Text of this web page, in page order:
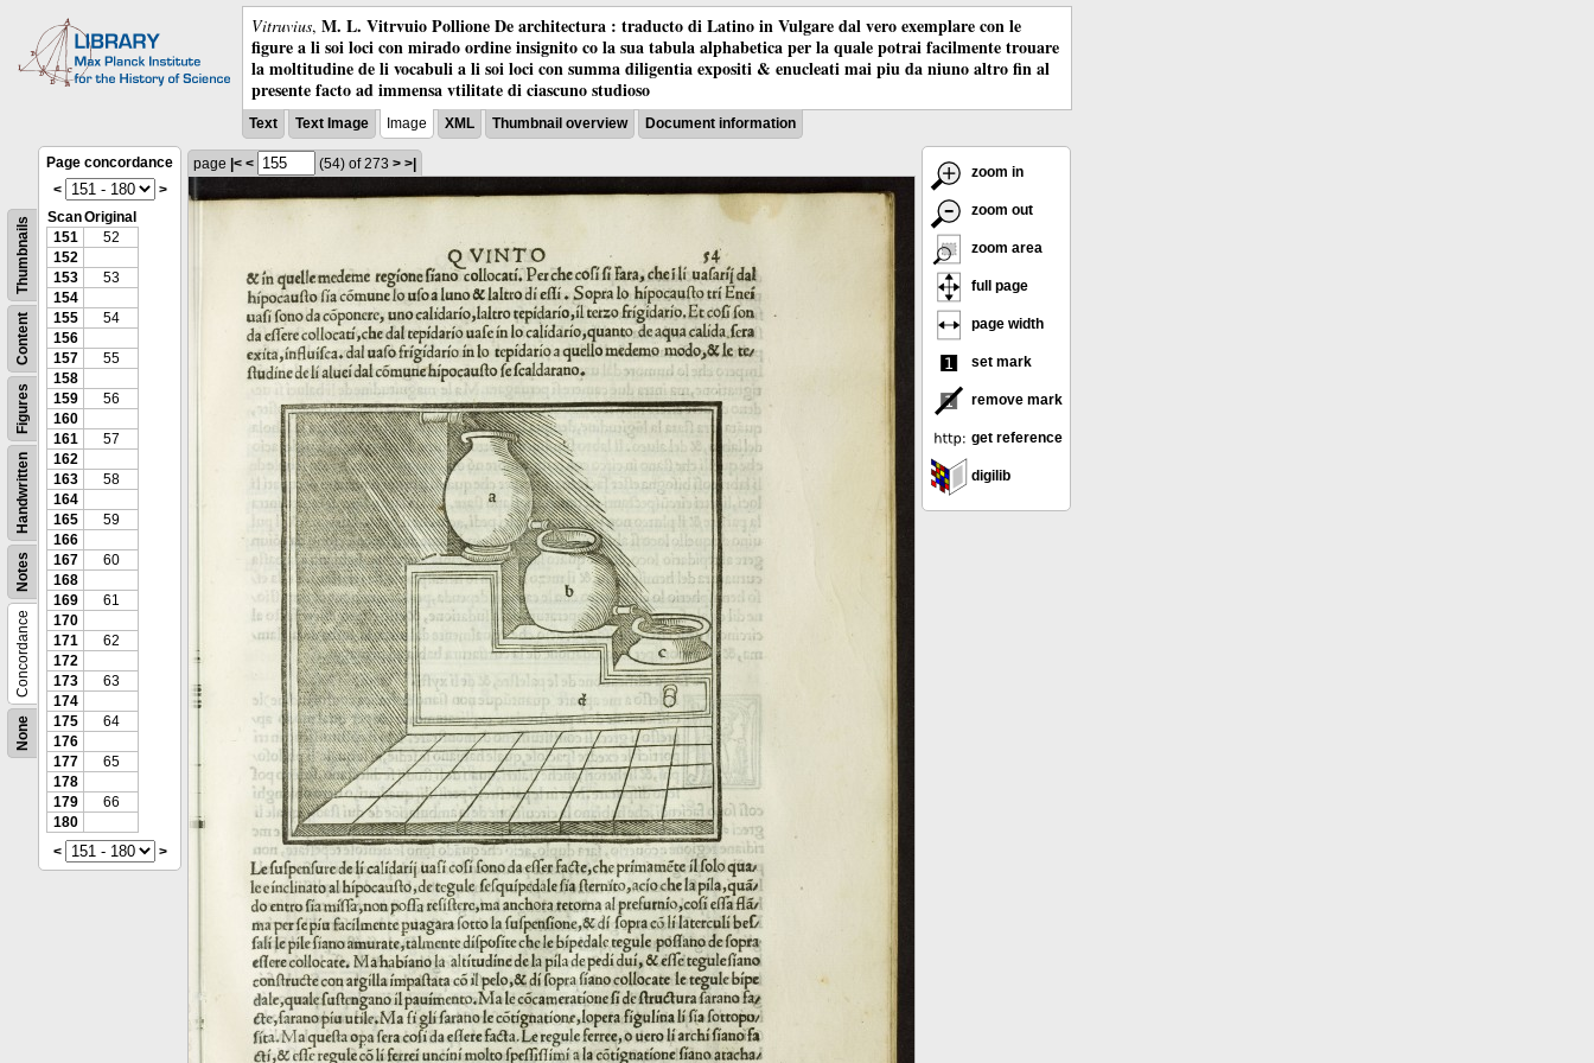
Vitruvius, M. L. Vitrvuio Pollione De architectura : traducto di Latino in Vulgare dal vero exemplare con le
figure a li soi loci con mirado ordine insignito co la sua tabula alphabetica per la quale potrai facilmente trouare
la moltitudine de li vocabuli a li soi loci con summa diligentia expositi & enucleati mai piu da niuno altro fin al
presente facto ad immensa vtilitate di ciascuno studioso
Text Text Image Image XML Thumbnail overview Document information
None
Concordance
Notes
Handwritten
Figures
Content
Thumbnails
Page concordance
<
>
ScanOriginal
151
52
152
153
53
154
155
54
156
157
55
158
159
56
160
161
57
162
163
58
164
165
59
166
167
60
168
169
61
170
171
62
172
173
63
174
175
64
176
177
65
178
179
66
180
<
>
page |< < (54) of 273 > >|
zoom in
zoom out
zoom area
full page
page width
set mark
remove mark
get reference
digilib